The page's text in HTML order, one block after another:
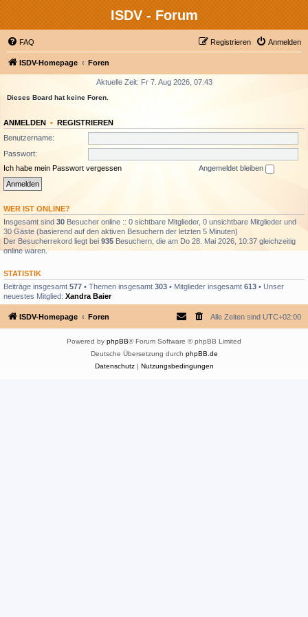
ISDV - Forum
FAQ Anmelden
Registrieren
ISDV-Homepage Foren
Aktuelle Zeit: Fr 7. Aug 2026, 07:43
Dieses Board hat keine Foren.
ANMELDEN • REGISTRIEREN
Benutzername:
Passwort:
Ich habe mein Passwort vergessen
Angemeldet bleiben
WER IST ONLINE?
Insgesamt sind 30 Besucher online :: 0 sichtbare Mitglieder, 0 unsichtbare Mitglieder und
30 Gäste (basierend auf den aktiven Besuchern der letzten 5 Minuten)
Der Besucherrekord liegt bei 935 Besuchern, die am Do 28. Mai 2026, 10:37 gleichzeitig
online waren.
STATISTIK
Beiträge insgesamt 577 • Themen insgesamt 303 • Mitglieder insgesamt 613 • Unser
neuestes Mitglied: Xandra Baier
ISDV-Homepage Foren Alle Zeiten sind UTC+02:00
Powered by phpBB® Forum Software © phpBB Limited
Deutsche Übersetzung durch phpBB.de
Datenschutz| Nutzungsbedingungen